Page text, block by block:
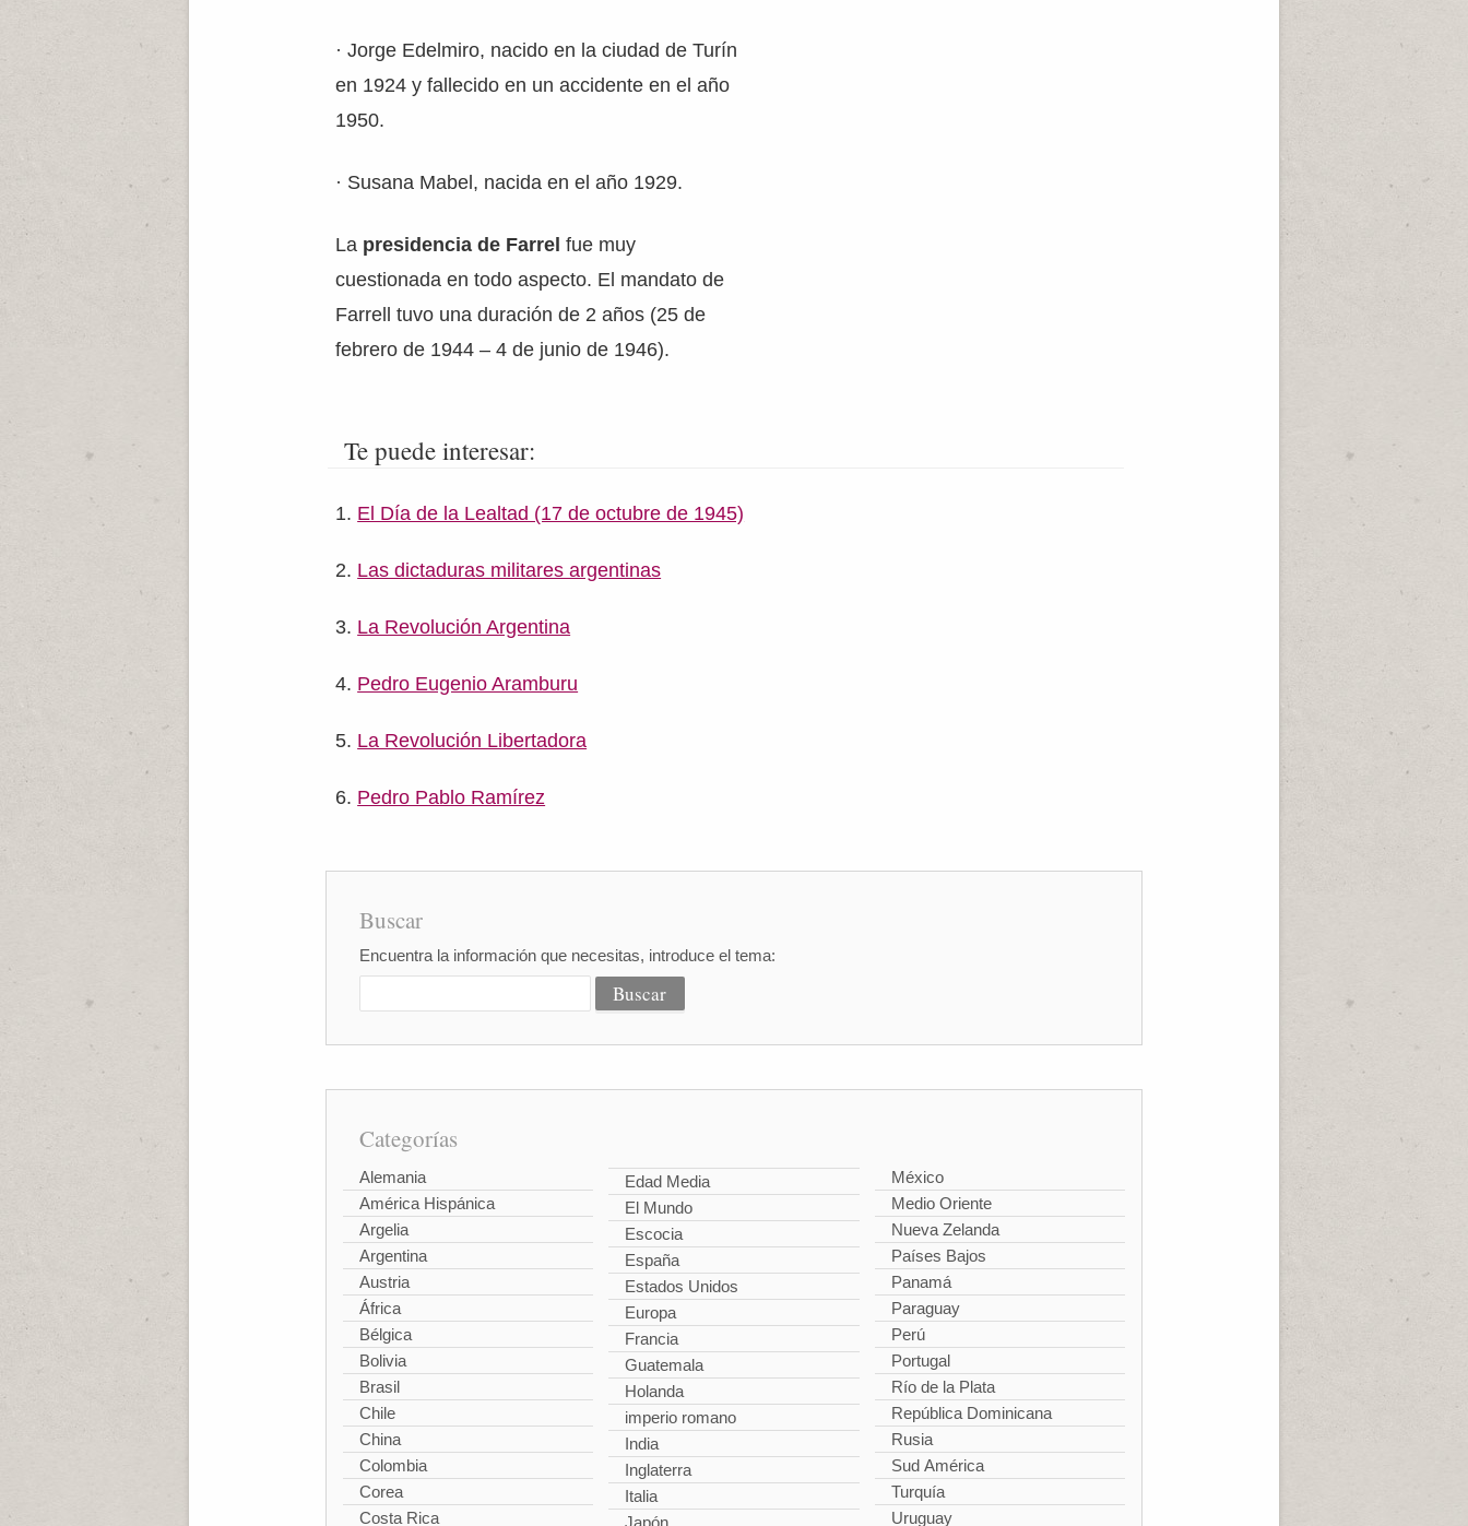
· Jorge Edelmiro, nacido en la ciudad de Turín
en 1924 y fallecido en un accidente en el año
1950.
· Susana Mabel, nacida en el año 1929.
La presidencia de Farrelfue muy
cuestionada en todo aspecto. El mandato de
Farrell tuvo una duración de 2 años (25 de
febrero de 1944 – 4 de junio de 1946).
Te puede interesar:
El Día de la Lealtad (17 de octubre de 1945)
Las dictaduras militares argentinas
La Revolución Argentina
Pedro Eugenio Aramburu
La Revolución Libertadora
Pedro Pablo Ramírez
Buscar
Encuentra la información que necesitas, introduce el tema:
Categorías
Alemania
América Hispánica
Argelia
Argentina
Austria
África
Bélgica
Bolivia
Brasil
Chile
China
Colombia
Corea
Costa Rica
Edad Media
El Mundo
Escocia
España
Estados Unidos
Europa
Francia
Guatemala
Holanda
imperio romano
India
Inglaterra
Italia
Japón
México
Medio Oriente
Nueva Zelanda
Países Bajos
Panamá
Paraguay
Perú
Portugal
Río de la Plata
República Dominicana
Rusia
Sud América
Turquía
Uruguay